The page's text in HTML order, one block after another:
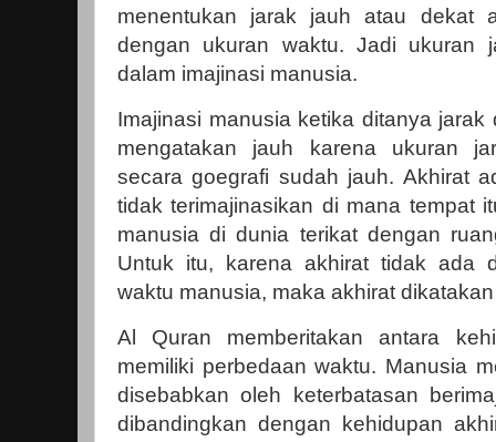
menentukan jarak jauh atau dekat
dengan ukuran waktu. Jadi ukuran
dalam imajinasi manusia.
Imajinasi manusia ketika ditanya
mengatakan jauh karena ukuran
secara goegrafi sudah jauh. Akhirat
tidak terimajinasikan di mana tempat
manusia di dunia terikat dengan
Untuk itu, karena akhirat tidak ada
waktu manusia, maka akhirat
Al Quran memberitakan antara
memiliki perbedaan waktu. Manusia
disebabkan oleh keterbatasan
dibandingkan dengan kehidupan